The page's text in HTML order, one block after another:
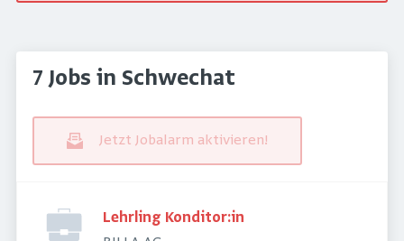
7 Jobs in Schwechat
Jetzt Jobalarm aktivieren!
Lehrling Konditor:in